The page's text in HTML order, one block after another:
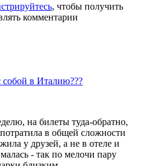
, чтобы получить
комментарии
собой в Италию???
на билеты туда-обратно,
в общей сложности
у друзей, а не в отеле и
- так по мелочи пару